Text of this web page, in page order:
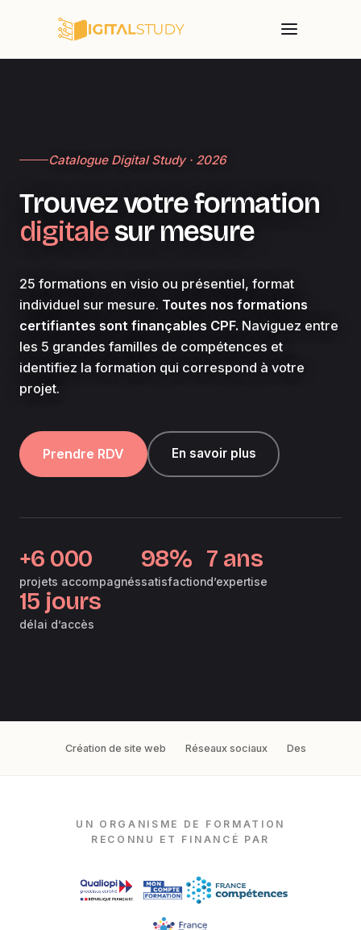
Catalogue Digital Study · 2026
Trouvez votre formation
digitalesur mesure
25 formations en visio ou présentiel, format
individuel sur mesure. Toutes nos formations
certifiantes sont finançables CPF. Naviguez entre
les 5 grandes familles de compétences et
identifiez la formation qui correspond à votre
projet.
Prendre RDV En savoir plus
+6 000
projets accompagnés
98%
satisfaction
7 ans
d’expertise
15 jours
délai d’accès
Création de site web Réseaux sociaux Design
UN ORGANISME DE FORMATION
RECONNU ET FINANCÉ PAR